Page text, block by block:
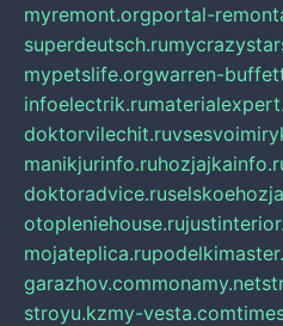
myremont.orgportal-
superdeutsch.ru
mypetslife.orgwarren-
infoelectrik.ru
doktorvilechit.ru
manikjurinfo.ru
doktoradvice.ru
otopleniehouse.ru
mojateplica.ru
garazhov.commonamy.net
stroyu.kzmy-vesta.com